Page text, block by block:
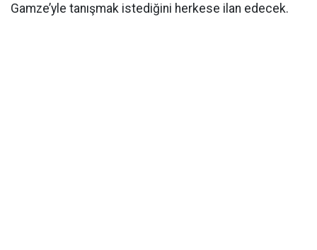
Gamze’yle tanışmak istediğini herkese ilan edecek.